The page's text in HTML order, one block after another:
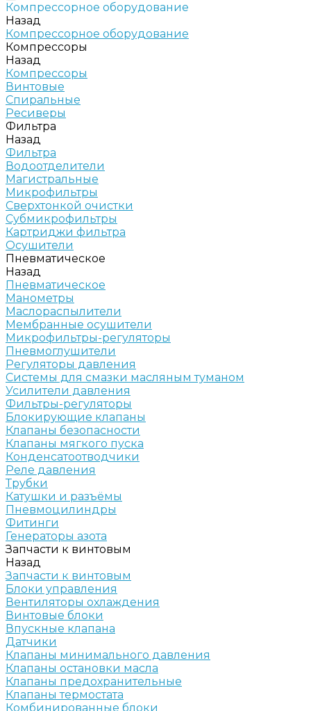
Компрессорное оборудование
Назад
Компрессорное оборудование
Компрессоры
Назад
Компрессоры
Винтовые
Спиральные
Ресиверы
Фильтра
Назад
Фильтра
Водоотделители
Магистральные
Микрофильтры
Сверхтонкой очистки
Субмикрофильтры
Картриджи фильтра
Осушители
Пневматическое
Назад
Пневматическое
Манометры
Маслораспылители
Мембранные осушители
Микрофильтры-регуляторы
Пневмоглушители
Регуляторы давления
Системы для смазки масляным туманом
Усилители давления
Фильтры-регуляторы
Блокирующие клапаны
Клапаны безопасности
Клапаны мягкого пуска
Конденсатоотводчики
Реле давления
Трубки
Катушки и разъёмы
Пневмоцилиндры
Фитинги
Генераторы азота
Запчасти к винтовым
Назад
Запчасти к винтовым
Блоки управления
Вентиляторы охлаждения
Винтовые блоки
Впускные клапана
Датчики
Клапаны минимального давления
Клапаны остановки масла
Клапаны предохранительные
Клапаны термостата
Комбинированные блоки